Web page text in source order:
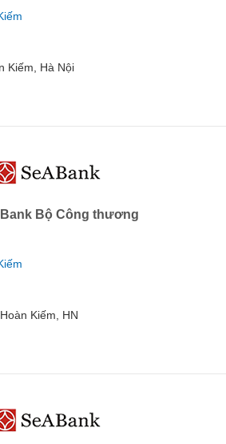
Kiếm, Hà Nội
Bộ Công thương
Kiếm, HN